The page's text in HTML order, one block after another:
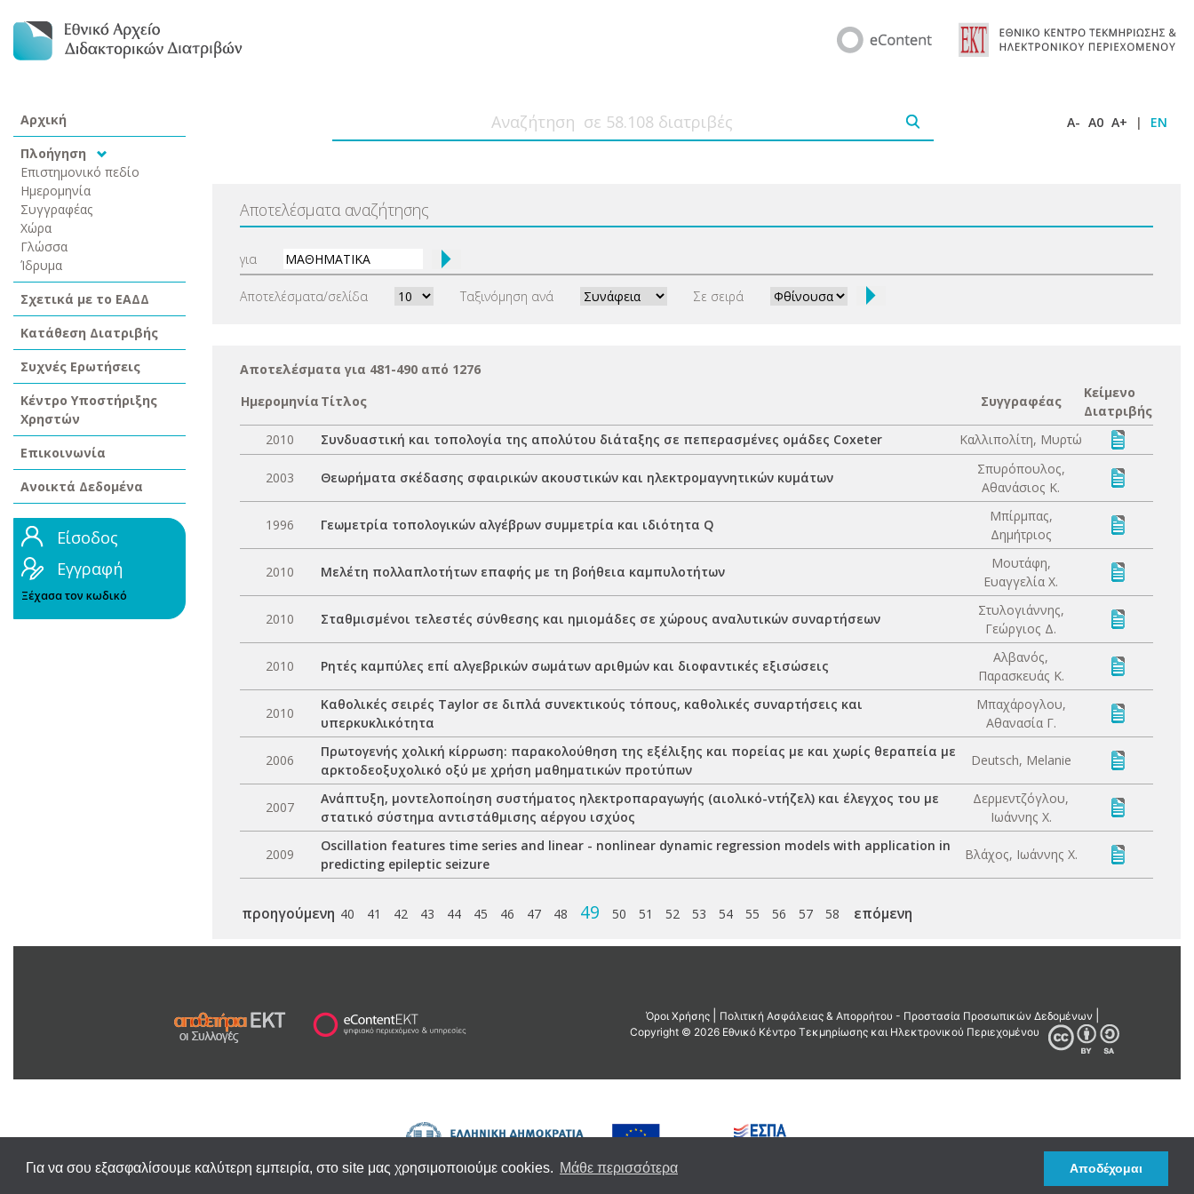
Για να σου εξασφαλίσουμε καλύτερη εμπειρία, στο site μας χρησιμοποιούμε cookies. Μάθε περισσότερα Αποδέχομαι
Αρχική
Πλοήγηση
Επιστημονικό πεδίο
Ημερομηνία
Συγγραφέας
Χώρα
Γλώσσα
Ίδρυμα
Σχετικά με το ΕΑΔΔ
Κατάθεση Διατριβής
Συχνές Ερωτήσεις
Κέντρο Υποστήριξης
Χρηστών
Επικοινωνία
Ανοικτά Δεδομένα
Είσοδος
Εγγραφή
Ξέχασα τον κωδικό
A- A0 A+ | EN
Αποτελέσματα αναζήτησης
για
Αποτελέσματα/σελίδα Ταξινόμηση ανά Σε σειρά
Αποτελέσματα για 481-490 από 1276
Ημερομηνία Τίτλος Συγγραφέας
Κείμενο
Διατριβής
2010
Συνδυαστική και τοπολογία της απολύτου διάταξης σε πεπερασμένες ομάδες Coxeter Καλλιπολίτη, Μυρτώ
2003 Θεωρήματα σκέδασης σφαιρικών ακουστικών και ηλεκτρομαγνητικών κυμάτων
Σπυρόπουλος,
Αθανάσιος Κ.
1996 Γεωμετρία τοπολογικών αλγέβρων συμμετρία και ιδιότητα Q
Μπίρμπας,
Δημήτριος
2010 Μελέτη πολλαπλοτήτων επαφής με τη βοήθεια καμπυλοτήτων
Μουτάφη,
Ευαγγελία Χ.
2010 Σταθμισμένοι τελεστές σύνθεσης και ημιομάδες σε χώρους αναλυτικών συναρτήσεων
Στυλογιάννης,
Γεώργιος Δ.
2010 Ρητές καμπύλες επί αλγεβρικών σωμάτων αριθμών και διοφαντικές εξισώσεις
Αλβανός,
Παρασκευάς Κ.
2010
Καθολικές σειρές Taylor σε διπλά συνεκτικούς τόπους, καθολικές συναρτήσεις και
υπερκυκλικότητα
Μπαχάρογλου,
Αθανασία Γ.
2006
Πρωτογενής χολική κίρρωση: παρακολούθηση της εξέλιξης και πορείας με και χωρίς θεραπεία με
αρκτοδεοξυχολικό οξύ με χρήση μαθηματικών προτύπων
Deutsch, Melanie
2007
Ανάπτυξη, μοντελοποίηση συστήματος ηλεκτροπαραγωγής (αιολικό-ντήζελ) και έλεγχος του με
στατικό σύστημα αντιστάθμισης αέργου ισχύος
Δερμεντζόγλου,
Ιωάννης Χ.
2009
Oscillation features time series and linear - nonlinear dynamic regression models with application in
predicting epileptic seizure
Βλάχος, Ιωάννης Χ.
προηγούμενη 40 41 42 43 44 45 46 47 48 49 50 51 52 53 54 55 56 57 58 επόμενη